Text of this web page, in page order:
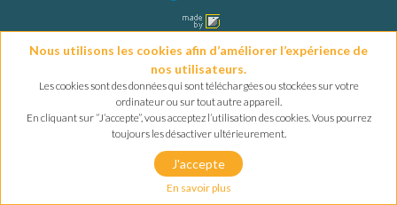
Nous utilisons les cookies afin d’améliorer l’expérience de
nos utilisateurs.
Les cookies sont des données qui sont téléchargées ou stockées sur votre
ordinateur ou sur tout autre appareil.
En cliquant sur ”J’accepte”, vous acceptez l’utilisation des cookies. Vous pourrez
toujours les désactiver ultérieurement.
J'accepte
En savoir plus